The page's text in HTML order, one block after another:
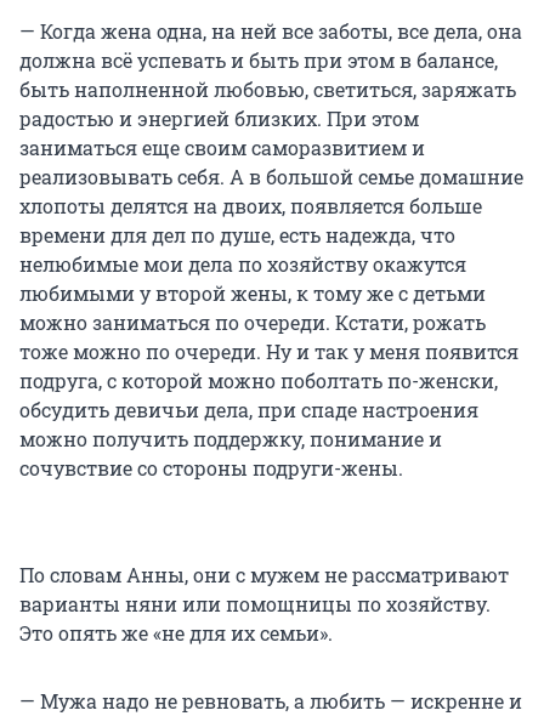
— Когда жена одна, на ней все заботы, все дела, она
должна всё успевать и быть при этом в балансе,
быть наполненной любовью, светиться, заряжать
радостью и энергией близких. При этом
заниматься еще своим саморазвитием и
реализовывать себя. А в большой семье домашние
хлопоты делятся на двоих, появляется больше
времени для дел по душе, есть надежда, что
нелюбимые мои дела по хозяйству окажутся
любимыми у второй жены, к тому же с детьми
можно заниматься по очереди. Кстати, рожать
тоже можно по очереди. Ну и так у меня появится
подруга, с которой можно поболтать по-женски,
обсудить девичьи дела, при спаде настроения
можно получить поддержку, понимание и
сочувствие со стороны подруги-жены.
По словам Анны, они с мужем не рассматривают
варианты няни или помощницы по хозяйству.
Это опять же «не для их семьи».
— Мужа надо не ревновать, а любить — искренне и